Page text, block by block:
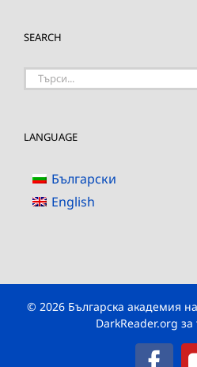
SEARCH
Търсене
LANGUAGE
Български
English
© 2026 Българска академия
DarkReader.org